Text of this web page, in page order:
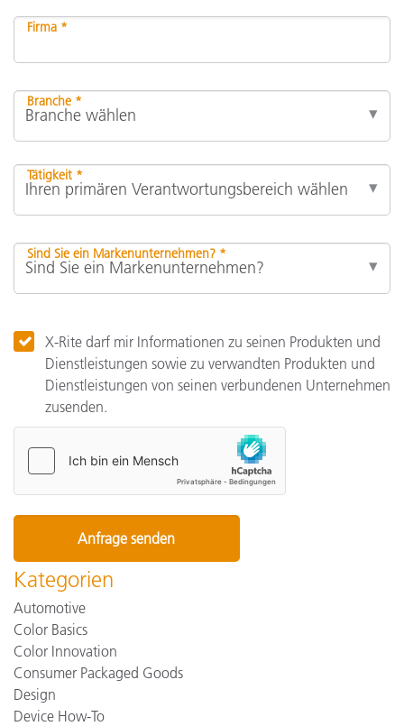
Firma *
Branche *
Tätigkeit *
Sind Sie ein Markenunternehmen? *
X-Rite darf mir Informationen zu seinen Produkten und
Dienstleistungen sowie zu verwandten Produkten und
Dienstleistungen von seinen verbundenen Unternehmen
zusenden.
Kategorien
Automotive
Color Basics
Color Innovation
Consumer Packaged Goods
Design
Device How-To